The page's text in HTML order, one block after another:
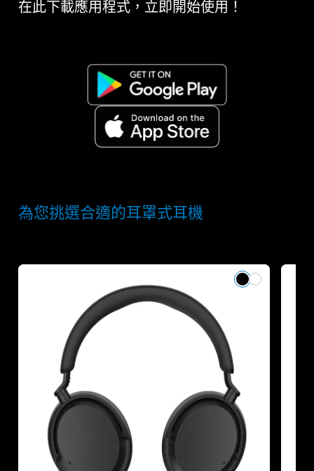
在此下載應用程式，立即開始使用！
為您挑選合適的耳罩式耳機